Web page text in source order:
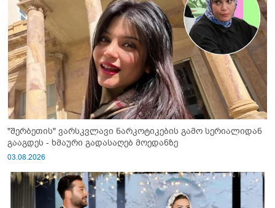
"შერბეთის" ვარსკვლავი ნარკოტიკების გამო სერიალიდან
გააგდეს - ხმაური გადასაღებ მოედანზე
03.08.2026